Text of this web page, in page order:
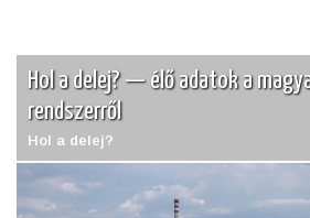
Hol a delej? — élő adatok a
rendszerről
Hol a delej?